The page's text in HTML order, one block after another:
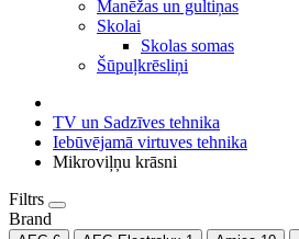
Manēžas un gultiņas
Skolai
Skolas somas
Šūpuļkrēsliņi
TV un Sadzīves tehnika
Iebūvējamā virtuves tehnika
Mikroviļņu krāsni
Filtrs
Brand